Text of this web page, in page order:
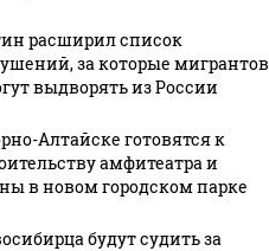
расширил список
за которые мигрантов
выдворять из России
Алтайске готовятся к
амфитеатра и
в новом городском парке
будут судить за